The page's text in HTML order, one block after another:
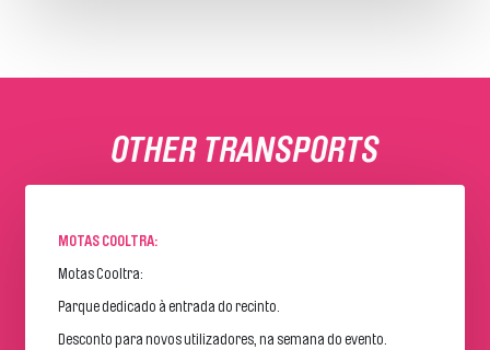
OTHER TRANSPORTS
MOTAS COOLTRA:
Motas Cooltra:
Parque dedicado à entrada do recinto.
Desconto para novos utilizadores, na semana do evento.